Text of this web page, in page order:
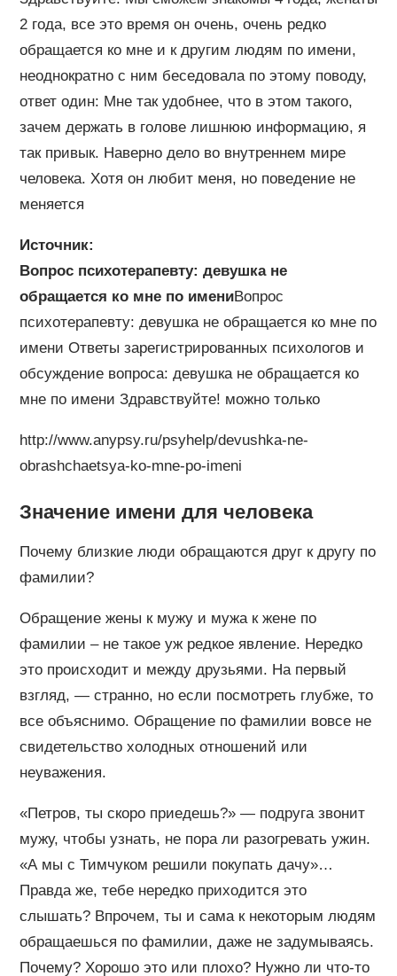
2 года, все это время он очень, очень редко
обращается ко мне и к другим людям по имени,
неоднократно с ним беседовала по этому поводу,
ответ один: Мне так удобнее, что в этом такого,
зачем держать в голове лишнюю информацию, я
так привык. Наверно дело во внутреннем мире
человека. Хотя он любит меня, но поведение не
меняется
Источник:
Вопрос психотерапевту: девушка не
обращается ко мне по имениВопрос
психотерапевту: девушка не обращается ко мне по
имени Ответы зарегистрированных психологов и
обсуждение вопроса: девушка не обращается ко
мне по имени Здравствуйте! можно только
http://www.anypsy.ru/psyhelp/devushka-ne-
obrashchaetsya-ko-mne-po-imeni
Значение имени для человека
Почему близкие люди обращаются друг к другу по
фамилии?
Обращение жены к мужу и мужа к жене по
фамилии – не такое уж редкое явление. Нередко
это происходит и между друзьями. На первый
взгляд, — странно, но если посмотреть глубже, то
все объяснимо. Обращение по фамилии вовсе не
свидетельство холодных отношений или
неуважения.
«Петров, ты скоро приедешь?» — подруга звонит
мужу, чтобы узнать, не пора ли разогревать ужин.
«А мы с Тимчуком решили покупать дачу»…
Правда же, тебе нередко приходится это
слышать? Впрочем, ты и сама к некоторым людям
обращаешься по фамилии, даже не задумываясь.
Почему? Хорошо это или плохо? Нужно ли что-то